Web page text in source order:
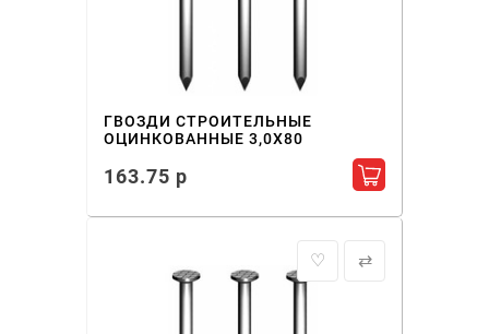
ГВОЗДИ СТРОИТЕЛЬНЫЕ
ОЦИНКОВАННЫЕ 3,0X80
163.75 р Добавить в
♡ ⇄